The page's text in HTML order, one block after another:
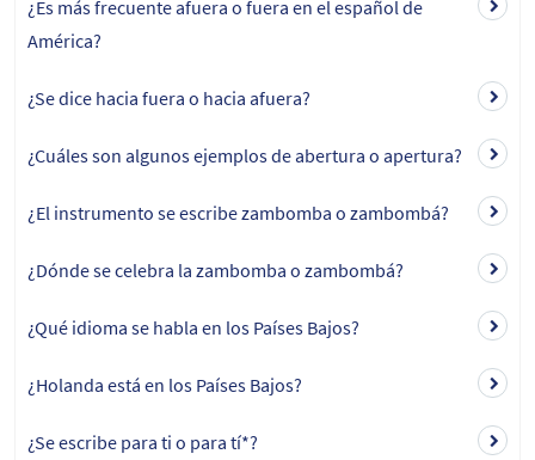
¿Es más frecuente afuera o fuera en el español de
América?
¿Se dice hacia fuera o hacia afuera?
¿Cuáles son algunos ejemplos de abertura o apertura?
¿El instrumento se escribe zambomba o zambombá?
¿Dónde se celebra la zambomba o zambombá?
¿Qué idioma se habla en los Países Bajos?
¿Holanda está en los Países Bajos?
¿Se escribe para ti o para tí*?